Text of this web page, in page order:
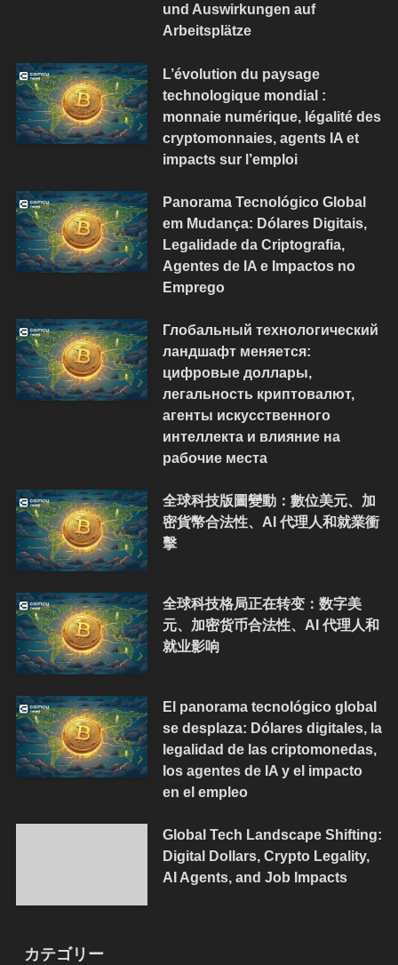
und Auswirkungen auf
Arbeitsplätze
L’évolution du paysage
technologique mondial :
monnaie numérique, légalité des
cryptomonnaies, agents IA et
impacts sur l’emploi
Panorama Tecnológico Global
em Mudança: Dólares Digitais,
Legalidade da Criptografia,
Agentes de IA e Impactos no
Emprego
Глобальный технологический
ландшафт меняется:
цифровые доллары,
легальность криптовалют,
агенты искусственного
интеллекта и влияние на
рабочие места
全球科技版圖變動：數位美元、加
密貨幣合法性、AI 代理人和就業衝
擊
全球科技格局正在转变：数字美
元、加密货币合法性、AI 代理人和
就业影响
El panorama tecnológico global
se desplaza: Dólares digitales, la
legalidad de las criptomonedas,
los agentes de IA y el impacto
en el empleo
Global Tech Landscape Shifting:
Digital Dollars, Crypto Legality,
AI Agents, and Job Impacts
カテゴリー